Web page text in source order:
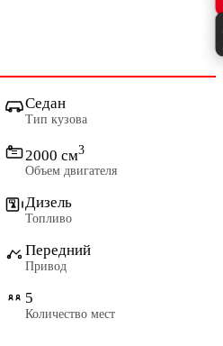
Седан
Тип кузова
2000 см3
Объем двигателя
Дизель
Топливо
Передний
Привод
5
Количество мест